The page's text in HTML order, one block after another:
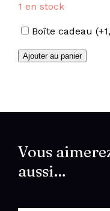
1 en stock
Options
Boîte cadeau (+
quantité
inoxydable
pierre
verte
Ajouter au panier
Vous
aussi…